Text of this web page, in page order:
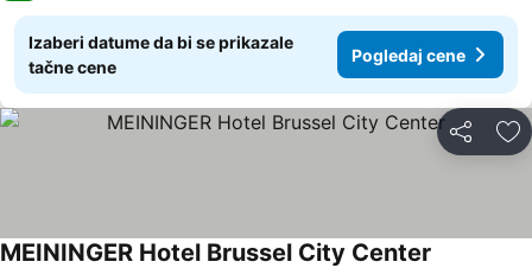
Izaberi datume da bi se prikazale
tačne cene
Pogledaj cene
Deli
MEININGER Hotel Brussel City Center